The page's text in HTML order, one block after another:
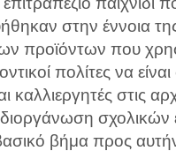
στην έννοια
προϊόντων που
πολίτες να
στις
διοργάνωση
βήμα προς